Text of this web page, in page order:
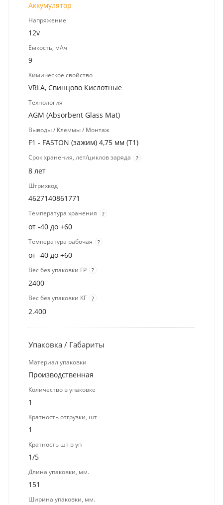
Аккумулятор
Напряжение
12v
Емкость, мАч
9
Химическое свойство
VRLA, Свинцово Кислотные
Технология
AGM (Absorbent Glass Mat)
Выводы / Клеммы / Монтаж
F1 - FASTON (зажим) 4,75 мм (T1)
Срок хранения, лет/циклов заряда ?
8 лет
Штрихкод
4627140861771
Температура хранения ?
от -40 до +60
Температура рабочая ?
от -40 до +60
Вес без упаковки ГР ?
2400
Вес без упаковки КГ ?
2.400
Упаковка / Габариты
Материал упаковки
Производственная
Количество в упаковке
1
Кратность отгрузки, шт
1
Кратность шт в уп
1/5
Длина упаковки, мм.
151
Ширина упаковки, мм.